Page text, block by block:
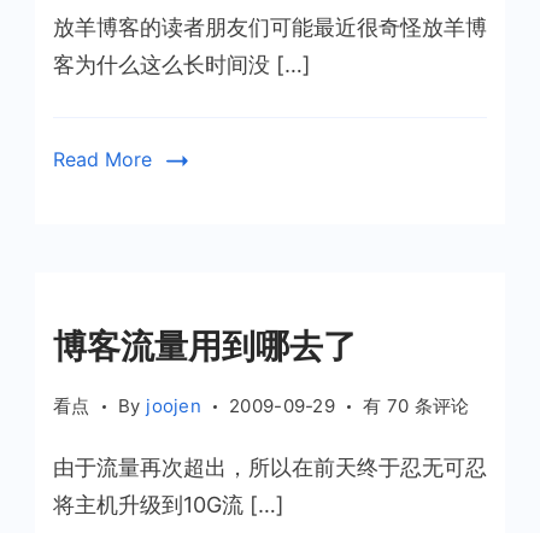
流
量
放羊博客的读者朋友们可能最近很奇怪放羊博
客为什么这么长时间没 […]
Read More
博客流量用到哪去了
看点 By joojen 2009-09-29
博
流
有 70 条评论
由于流量再次超出，所以在前天终于忍无可忍
将主机升级到10G流 […]